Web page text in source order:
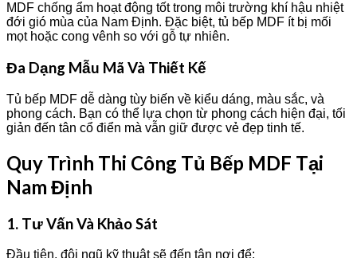
MDF chống ẩm hoạt động tốt trong môi trường khí hậu nhiệt
đới gió mùa của Nam Định. Đặc biệt, tủ bếp MDF ít bị mối
mọt hoặc cong vênh so với gỗ tự nhiên.
Đa Dạng Mẫu Mã Và Thiết Kế
Tủ bếp MDF dễ dàng tùy biến về kiểu dáng, màu sắc, và
phong cách. Bạn có thể lựa chọn từ phong cách hiện đại, tối
giản đến tân cổ điển mà vẫn giữ được vẻ đẹp tinh tế.
Quy Trình Thi Công Tủ Bếp MDF Tại
Nam Định
1. Tư Vấn Và Khảo Sát
Đầu tiên, đội ngũ kỹ thuật sẽ đến tận nơi để: